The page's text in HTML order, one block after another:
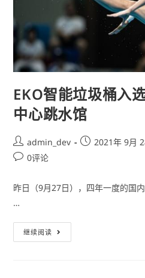
EKO智能垃圾桶入
中心跳水馆
admin_dev 2021年 9月
0评论
昨日（9月27日），四年一度的国
…
继续阅读